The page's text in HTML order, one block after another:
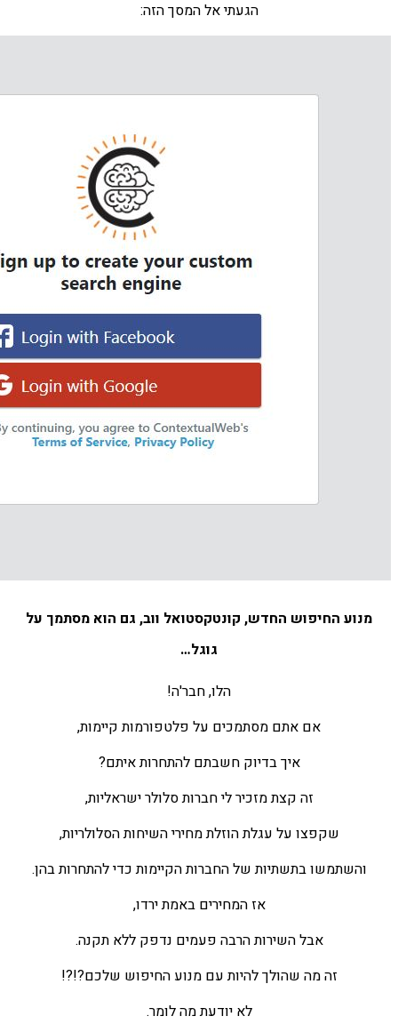
הגעתי אל המסך הזה:
מנוע החיפוש החדש, קונטקסטואל ווב, גם הוא מסתמך על
גוגל…
הלו, חבר'ה!
אם אתם מסתמכים על פלטפורמות קיימות,
איך בדיוק חשבתם להתחרות איתם?
זה קצת מזכיר לי חברות סלולר ישראליות,
שקפצו על עגלת הוזלת מחירי השיחות הסלולריות,
והשתמשו בתשתיות של החברות הקיימות כדי להתחרות בהן.
אז המחירים באמת ירדו,
אבל השירות הרבה פעמים נדפק ללא תקנה.
זה מה שהולך להיות עם מנוע החיפוש שלכם?!?!
לא יודעת מה לומר.